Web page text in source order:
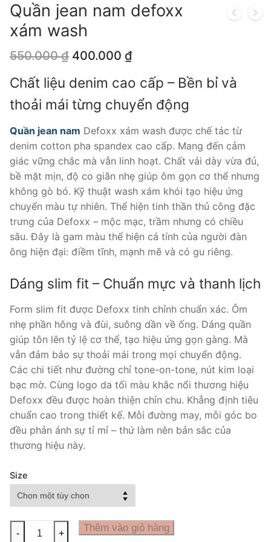
Quần jean nam defoxx
xám wash
550.000₫ Giá
là:
550.000 ₫.
400.000 ₫Giá
tại
là:
400.000 ₫.
Chất liệu denim cao cấp – Bền bỉ và
thoải mái từng chuyển động
Quần jean nam Defoxx xám wash được chế tác từ
denim cotton pha spandex cao cấp. Mang đến cảm
giác vững chắc mà vẫn linh hoạt. Chất vải dày vừa đủ,
bề mặt mịn, độ co giãn nhẹ giúp ôm gọn cơ thể nhưng
không gò bó. Kỹ thuật wash xám khói tạo hiệu ứng
chuyển màu tự nhiên. Thể hiện tinh thần thủ công đặc
trưng của Defoxx – mộc mạc, trầm nhưng có chiều
sâu. Đây là gam màu thể hiện cá tính của người đàn
ông hiện đại: điềm tĩnh, mạnh mẽ và có gu riêng.
Dáng slim fit – Chuẩn mực và thanh lịch
Form slim fit được Defoxx tinh chỉnh chuẩn xác. Ôm
nhẹ phần hông và đùi, suông dần về ống. Dáng quần
giúp tôn lên tỷ lệ cơ thể, tạo hiệu ứng gọn gàng. Mà
vẫn đảm bảo sự thoải mái trong mọi chuyển động.
Các chi tiết như đường chỉ tone-on-tone, nút kim loại
bạc mờ. Cùng logo da tối màu khắc nổi thương hiệu
Defoxx đều được hoàn thiện chỉn chu. Khẳng định tiêu
chuẩn cao trong thiết kế. Mỗi đường may, mỗi góc bo
đều phản ánh sự tỉ mỉ – thứ làm nên bản sắc của
thương hiệu này.
Size
- + Thêm vào giỏ hàng